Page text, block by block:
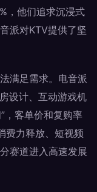
，他们追求沉浸式
派对KTV提供了坚
满足需求。电音派
设计、互动游戏机
，客单价和复购率
费力释放、短视频
赛道进入高速发展